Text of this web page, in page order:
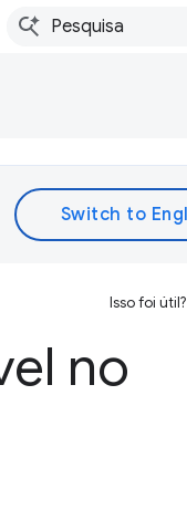
Isso foi útil?
no